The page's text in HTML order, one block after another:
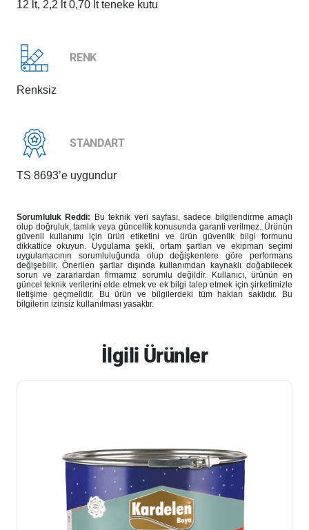
12 lt, 2,2 lt 0,70 lt teneke kutu
RENK
Renksiz
STANDART
TS 8693’e uygundur
Sorumluluk Reddi: Bu teknik veri sayfası, sadece bilgilendirme amaçlı
olup doğruluk, tamlık veya güncellik konusunda garanti verilmez. Ürünün
güvenli kullanımı için ürün etiketini ve ürün güvenlik bilgi formunu
dikkatlice okuyun. Uygulama şekli, ortam şartları ve ekipman seçimi
uygulamacının sorumluluğunda olup değişkenlere göre performans
değişebilir. Önerilen şartlar dışında kullanımdan kaynaklı doğabilecek
sorun ve zararlardan firmamız sorumlu değildir. Kullanıcı, ürünün en
güncel teknik verilerini elde etmek ve ek bilgi talep etmek için şirketimizle
iletişime geçmelidir. Bu ürün ve bilgilerdeki tüm hakları saklıdır. Bu
bilgilerin izinsiz kullanılması yasaktır.
İlgili Ürünler